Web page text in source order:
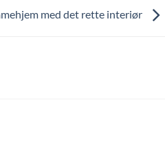
med det rette interiør